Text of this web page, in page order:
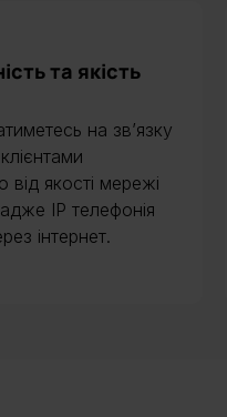
та якість
на зв’язку
від якості мережі
IP телефонія
інтернет.